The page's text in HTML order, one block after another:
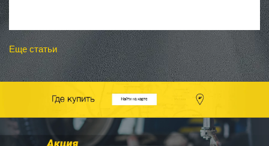
Еще статьи